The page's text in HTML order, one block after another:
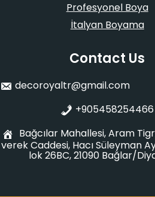
Profesyonel Boya
İtalyan Boyama
Contact Us
decoroyaltr@gmail.com
+905458254466
Bağcılar Mahallesi, Aram
verek Caddesi, Hacı Süleyman
lok 26BC, 21090 Bağlar/